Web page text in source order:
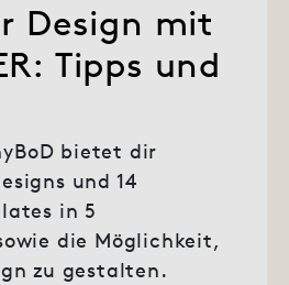
Design mit
Tipps und
bietet dir
und 14
in 5
die Möglichkeit,
zu gestalten.